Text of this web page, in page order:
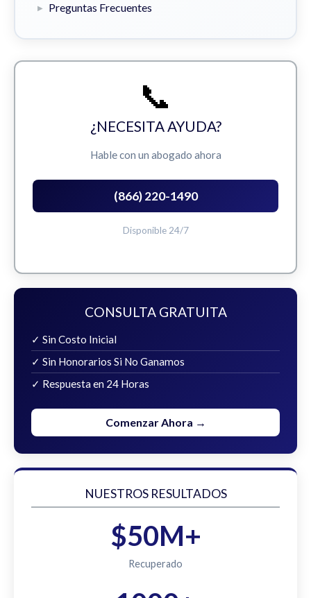
Preguntas Frecuentes
📞
¿NECESITA AYUDA?
Hable con un abogado ahora
(866) 220-1490
Disponible 24/7
CONSULTA GRATUITA
✓ Sin Costo Inicial
✓ Sin Honorarios Si No Ganamos
✓ Respuesta en 24 Horas
Comenzar Ahora →
NUESTROS RESULTADOS
$50M+
Recuperado